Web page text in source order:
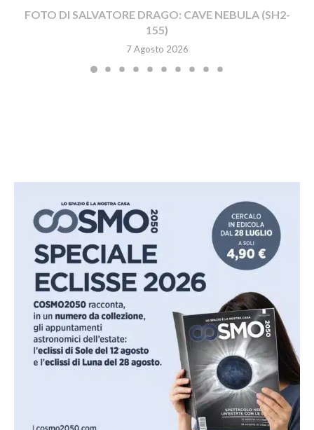
FOTO DI SALVATORE DRAGO: CAVE NEBULA (SH2-
155)
7 Agosto 2026